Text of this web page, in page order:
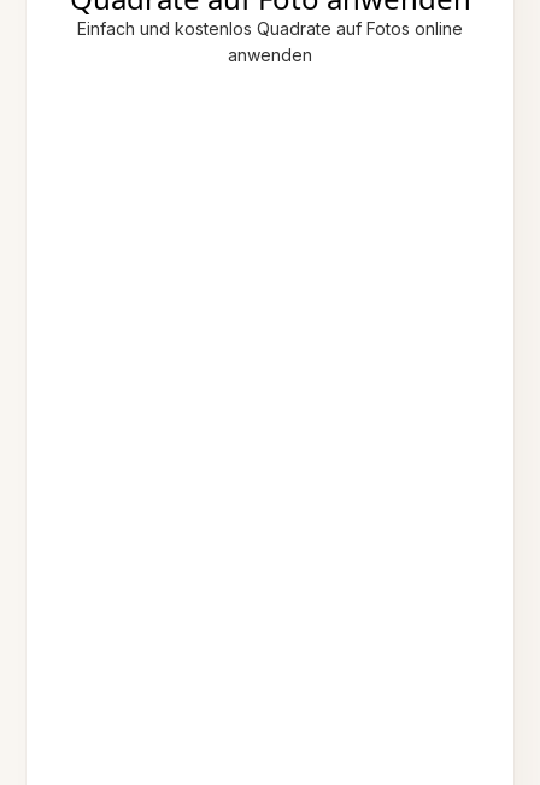
Einfach und kostenlos Quadrate auf Fotos online
anwenden